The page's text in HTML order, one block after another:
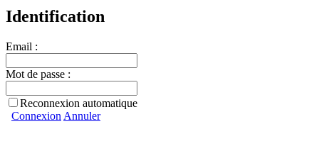
Identification
Email :
Mot de passe :
Reconnexion automatique
Connexion Annuler